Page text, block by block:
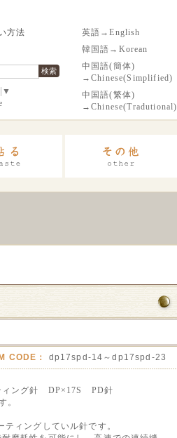
方法
検索
▼
英語→English
韓国語→Korean
中国語(簡体)
→Chinese(Simplified)
中国語(繁体)
→Chinese(Tradutional)
CODE： dp17spd-14～dp17spd-23
ィング針 DP×17S PD針
。
ィングしていル針です。